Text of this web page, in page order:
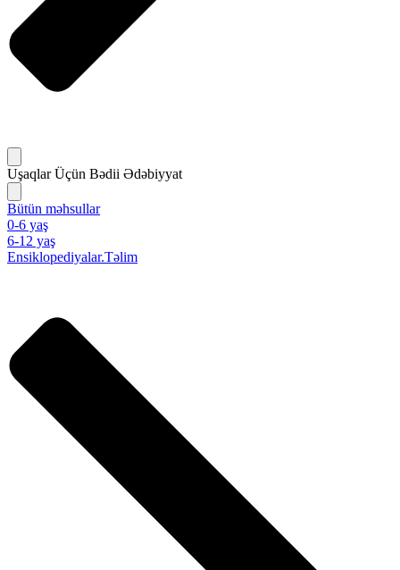
Uşaqlar Üçün Bədii Ədəbiyyat
Bütün məhsullar
0-6 yaş
6-12 yaş
Ensiklopediyalar.Təlim